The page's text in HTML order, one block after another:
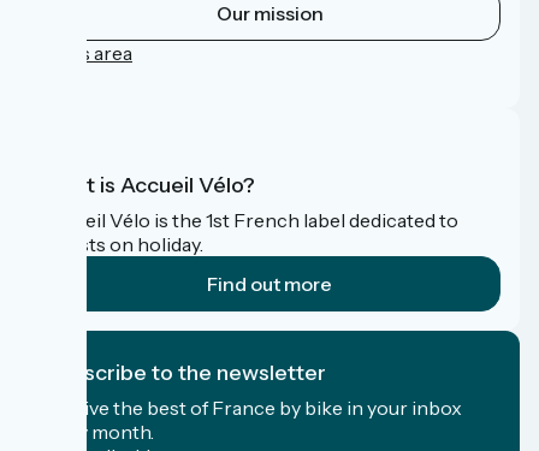
Our mission
Press area
What is Accueil Vélo?
Accueil Vélo is the 1st French label dedicated to
cyclists on holiday.
Find out more
I subscribe to the newsletter
Receive the best of France by bike in your inbox
every month.